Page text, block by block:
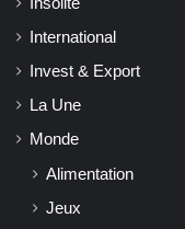
International
Invest & Export
La Une
Monde
Alimentation
Jeux